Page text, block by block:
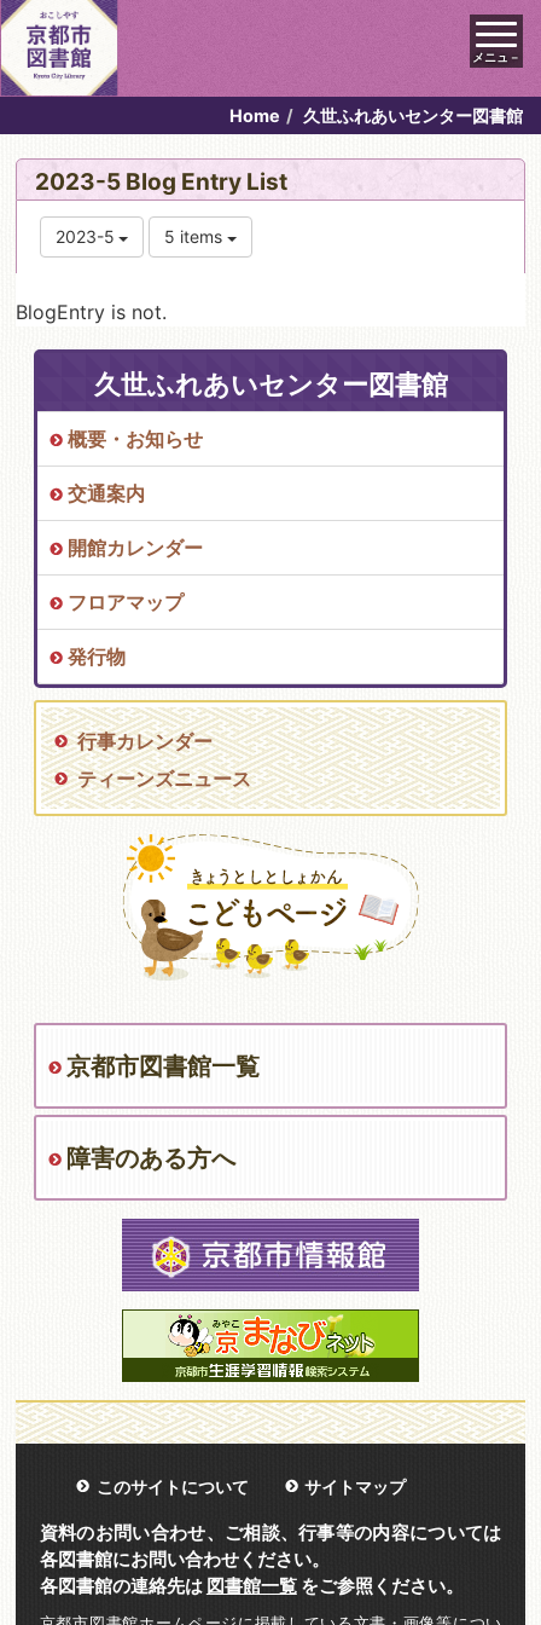
メニュ－
Home 久世ふれあいセンター図書館
2023-5 Blog Entry List
2023-5 5 items
BlogEntry is not.
久世ふれあいセンター図書館
概要・お知らせ
交通案内
開館カレンダー
フロアマップ
発行物
行事カレンダー
ティーンズニュース
京都市図書館一覧
障害のある方へ
このサイトについて サイトマップ
資料のお問い合わせ、ご相談、行事等の内容については
各図書館にお問い合わせください。
各図書館の連絡先は 図書館一覧をご参照ください。